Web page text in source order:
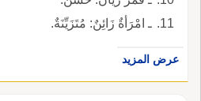
ـ امْرَأةٌ زَائِنٌ: مُتَزَيِّنَةٌ.
عرض المزيد